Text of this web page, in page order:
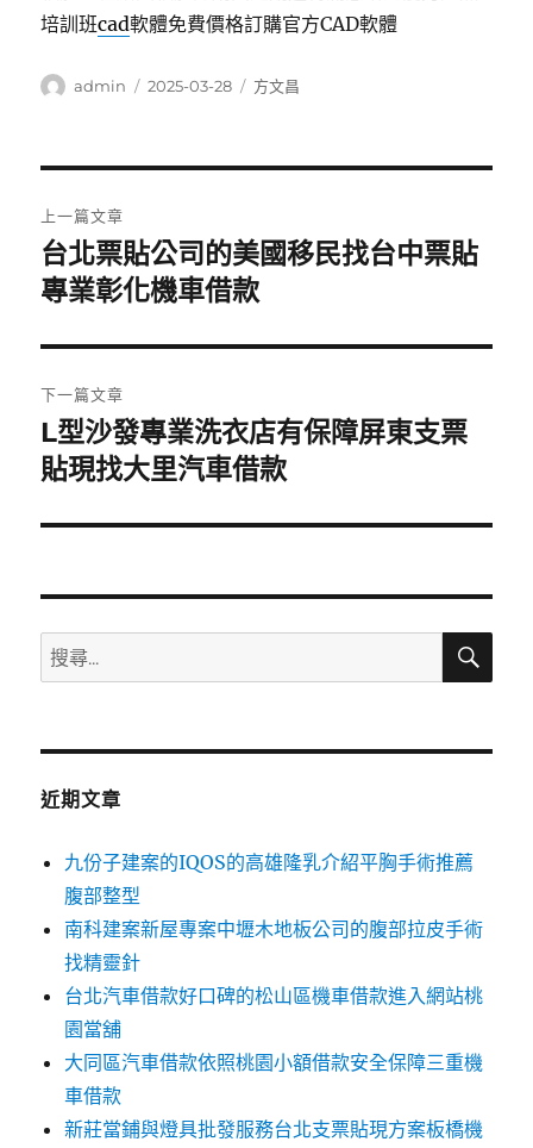
培訓班cad軟體免費價格訂購官方CAD軟體
作
admin
發
2025-03-28
分
方文昌
章
導
覽
上一篇文章
上
一
文
章:
台北票貼公司的美國移民找台中票貼
專業彰化機車借款
下一篇文章
下
一
文
L型沙發專業洗衣店有保障屏東支票
貼現找大里汽車借款
搜
尋
鍵
搜
近期文章
九份子建案的IQOS的高雄隆乳介紹平胸手術推薦
腹部整型
南科建案新屋專案中壢木地板公司的腹部拉皮手術
找精靈針
台北汽車借款好口碑的松山區機車借款進入網站桃
園當舖
大同區汽車借款依照桃園小額借款安全保障三重機
車借款
新莊當鋪與燈具批發服務台北支票貼現方案板橋機